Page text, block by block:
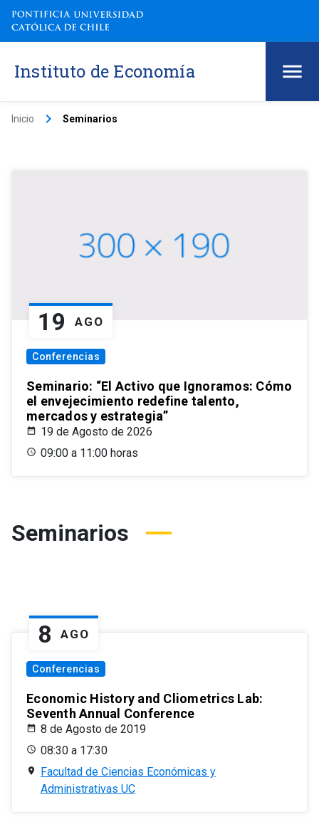
Instituto de Economía
Inicio keyboard_arrow_right Seminarios
19 AGO
Conferencias
Seminario: “El Activo que Ignoramos: Cómo
el envejecimiento redefine talento,
mercados y estrategia”
19 de Agosto de 2026
09:00 a 11:00 horas
Seminarios
8 AGO
Conferencias
Economic History and Cliometrics Lab:
Seventh Annual Conference
8 de Agosto de 2019
08:30 a 17:30
Facultad de Ciencias Económicas y
Administrativas UC